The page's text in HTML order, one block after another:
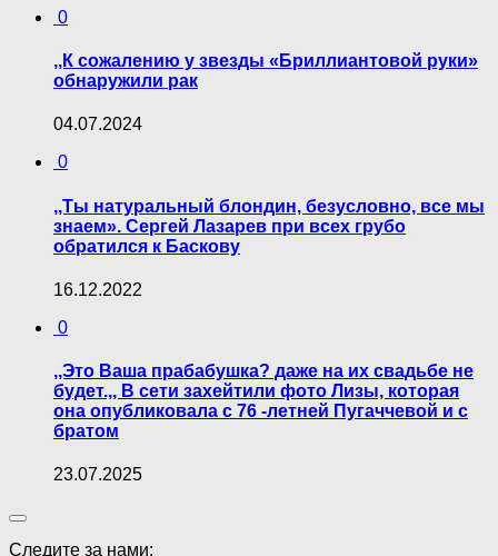
0
,,К сожалению у звезды «Бриллиантовой руки»
обнаружили рак
04.07.2024
0
,,Ты натуральный блондин, безусловно, все мы
знаем». Сергей Лазарев при всех грубо
обратился к Баскову
16.12.2022
0
,,Это Ваша прабабушка? даже на их свадьбе не
будет.,, В сети захейтили фото Лизы, которая
она опубликовала с 76 -летней Пугаччевой и с
братом
23.07.2025
Следите за нами: